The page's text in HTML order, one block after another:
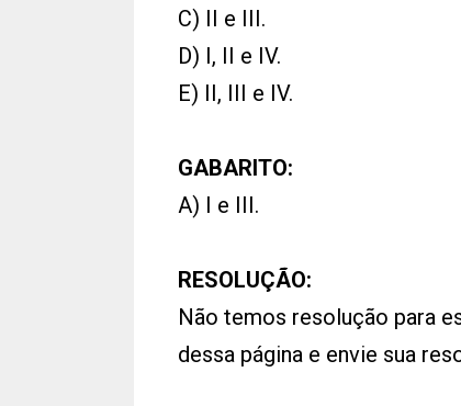
C) II e III.
D) I, II e IV.
E) II, III e IV.
GABARITO:
A) I e III.
RESOLUÇÃO:
Não temos resolução para
dessa página e envie sua